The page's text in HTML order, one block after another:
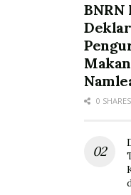
BNRN
0 SHARES